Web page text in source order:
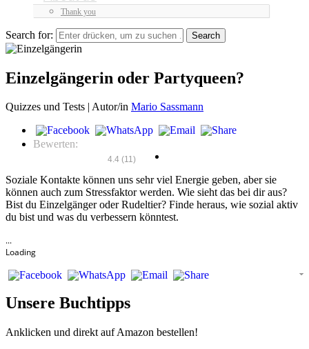
Thank you
Search for:
Einzelgängerin oder Partyqueen?
Quizzes und Tests | Autor/in Mario Sassmann
Bewerten:
4.4(11)
Soziale Kontakte können uns sehr viel Energie geben, aber sie
können auch zum Stressfaktor werden. Wie sieht das bei dir aus?
Bist du Einzelgänger oder Rudeltier? Finde heraus, wie sozial aktiv
du bist und was du verbessern könntest.
...
Loading
Unsere Buchtipps
Anklicken und direkt auf Amazon bestellen!